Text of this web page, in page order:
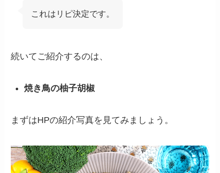
これはリピ決定です。
続いてご紹介するのは、
焼き鳥の柚子胡椒
まずはHPの紹介写真を見てみましょう。